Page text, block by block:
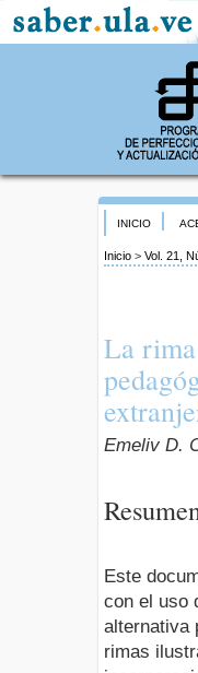
INICIO
Inicio > Vol. 21,
La
Emeliv D.
Este
con el uso
alternativa
rimas